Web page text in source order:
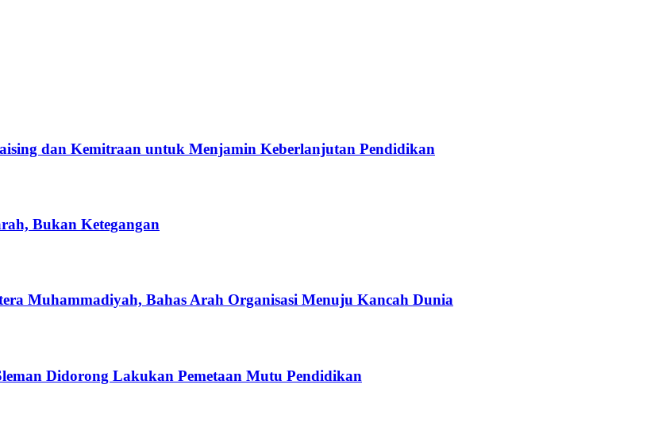
dan Kemitraan untuk Menjamin Keberlanjutan Pendidikan
Bukan Ketegangan
Muhammadiyah, Bahas Arah Organisasi Menuju Kancah Dunia
Didorong Lakukan Pemetaan Mutu Pendidikan